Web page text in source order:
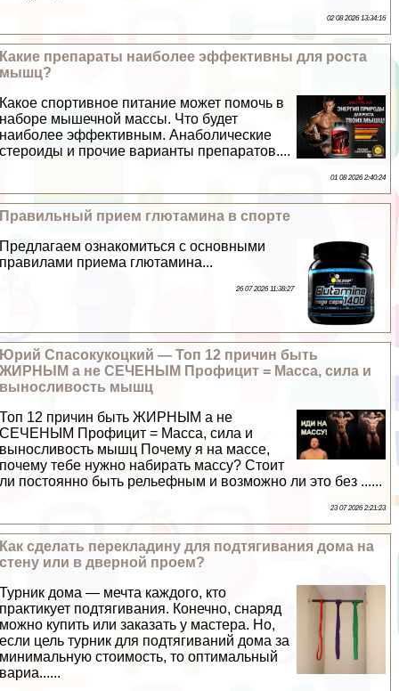
02 08 2026 13:34:16
Какие препараты наиболее эффективны для роста
мышц?
Какое спортивное питание может помочь в
наборе мышечной массы. Что будет
наиболее эффективным. Анаболические
стероиды и прочие варианты препаратов....
01 08 2026 2:40:24
Правильный прием глютамина в спорте
Предлагаем ознакомиться с основными
правилами приема глютамина...
26 07 2026 11:38:27
Юрий Спасокукоцкий — Топ 12 причин быть
ЖИРНЫМ а не СЕЧЕНЫМ Профицит = Масса, сила и
выносливость мышц
Топ 12 причин быть ЖИРНЫМ а не
СЕЧЕНЫМ Профицит = Масса, сила и
выносливость мышц Почему я на массе,
почему тебе нужно набирать массу? Стоит
ли постоянно быть рельефным и возможно ли это без ......
23 07 2026 2:21:23
Как сделать перекладину для подтягивания дома на
стену или в дверной проем?
Турник дома — мечта каждого, кто
пpaктикует подтягивания. Конечно, снаряд
можно купить или заказать у мастера. Но,
если цель турник для подтягиваний дома за
минимальную стоимость, то оптимальный
вариа......